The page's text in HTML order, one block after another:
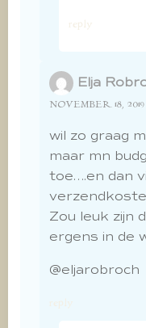
reply
Elja
NOVEMBER 18,
wil zo graag
maar mn
toe….en dan
Zou leuk zijn
ergens in de
@eljarobroch
reply